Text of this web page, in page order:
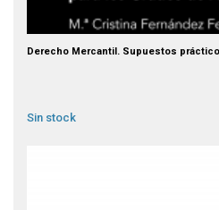
Derecho Mercantil. Supuestos
Sin stock